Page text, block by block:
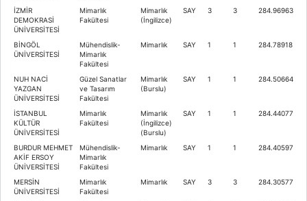
İZMİR
DEMOKRASİ
ÜNİVERSİTESİ
Mimarlık
Fakültesi
Mimarlık
(İngilizce)
SAY 3 3 284.96963
BİNGÖL
ÜNİVERSİTESİ
Mühendislik-
Mimarlık
Fakültesi
Mimarlık SAY 1 1 284.78918
NUH NACİ
YAZGAN
ÜNİVERSİTESİ
Güzel Sanatlar
ve Tasarım
Fakültesi
Mimarlık
(Burslu)
SAY 1 1 284.50664
İSTANBUL
KÜLTÜR
ÜNİVERSİTESİ
Mimarlık
Fakültesi
Mimarlık
(İngilizce)
(Burslu)
SAY 1 1 284.44077
BURDUR MEHMET
AKİF ERSOY
ÜNİVERSİTESİ
Mühendislik-
Mimarlık
Fakültesi
Mimarlık SAY 1 1 284.40597
MERSİN
ÜNİVERSİTESİ
Mimarlık
Fakültesi
Mimarlık SAY 3 3 284.30577